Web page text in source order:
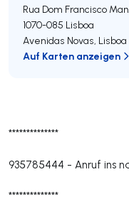
**************
935785444 - Anruf ins
**************
Rua Dom Francisco
1070-085 Lisboa
Avenidas Novas, Lisboa
Auf Karten anzeigen